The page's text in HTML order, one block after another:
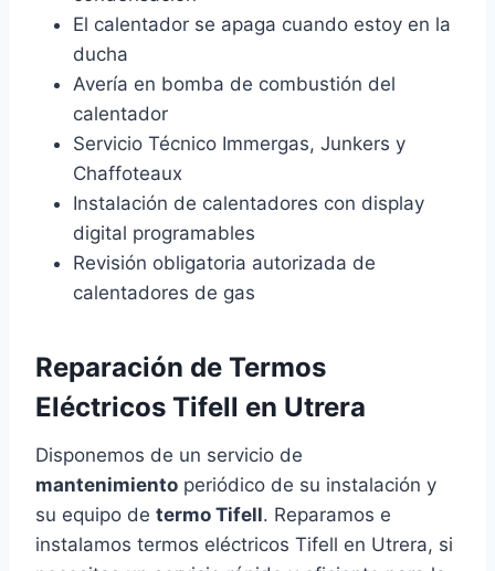
El calentador se apaga cuando estoy en la
ducha
Avería en bomba de combustión del
calentador
Servicio Técnico Immergas, Junkers y
Chaffoteaux
Instalación de calentadores con display
digital programables
Revisión obligatoria autorizada de
calentadores de gas
Reparación de Termos
Eléctricos Tifell en Utrera
Disponemos de un servicio de
mantenimiento periódico de su instalación y
su equipo de termo Tifell. Reparamos e
instalamos termos eléctricos Tifell en Utrera, si